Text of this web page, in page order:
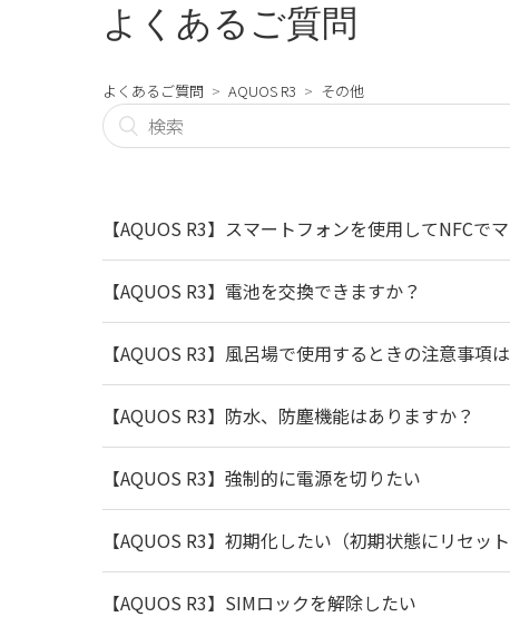
よくあるご質問
よくあるご質問 AQUOS R3 その他
【AQUOS R3】スマートフォンを使用してNFC
【AQUOS R3】電池を交換できますか？
【AQUOS R3】風呂場で使用するときの注意事項
【AQUOS R3】防水、防塵機能はありますか？
【AQUOS R3】強制的に電源を切りたい
【AQUOS R3】初期化したい（初期状態にリセット
【AQUOS R3】SIMロックを解除したい